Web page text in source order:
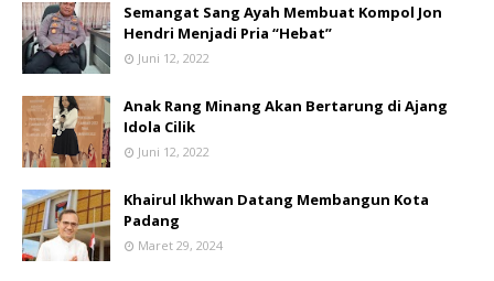
Semangat Sang Ayah Membuat Kompol Jon
Hendri Menjadi Pria “Hebat”
Juni 12, 2022
Anak Rang Minang Akan Bertarung di Ajang
Idola Cilik
Juni 12, 2022
Khairul Ikhwan Datang Membangun Kota
Padang
Maret 29, 2024